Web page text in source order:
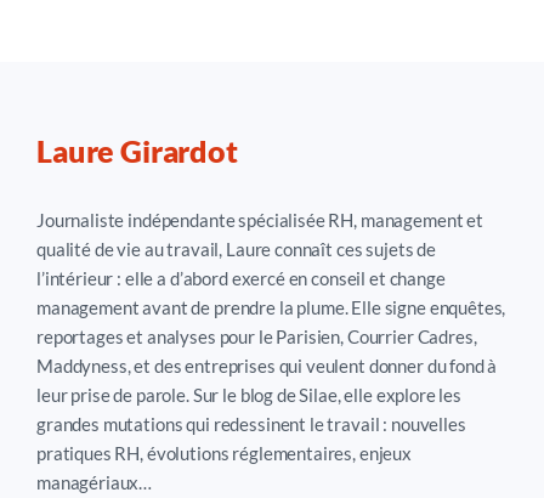
Laure Girardot
Journaliste indépendante spécialisée RH, management et
qualité de vie au travail, Laure connaît ces sujets de
l’intérieur : elle a d’abord exercé en conseil et change
management avant de prendre la plume. Elle signe enquêtes,
reportages et analyses pour le Parisien, Courrier Cadres,
Maddyness, et des entreprises qui veulent donner du fond à
leur prise de parole. Sur le blog de Silae, elle explore les
grandes mutations qui redessinent le travail : nouvelles
pratiques RH, évolutions réglementaires, enjeux
managériaux…